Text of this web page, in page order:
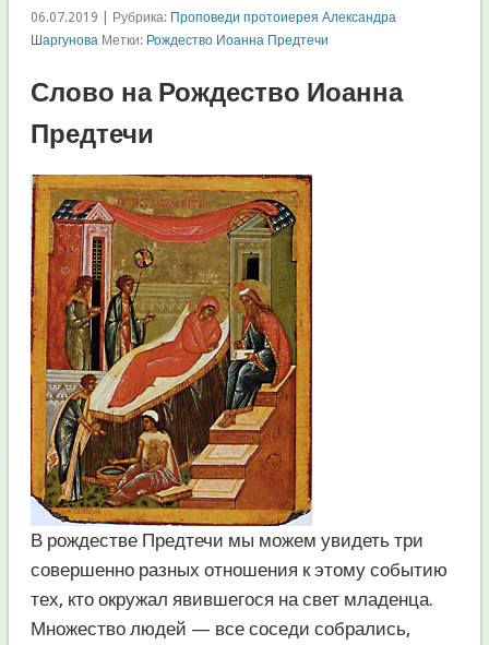
06.07.2019 | Рубрика: Проповеди протоиерея Александра
Шаргунова Метки: Рождество Иоанна Предтечи
Слово на Рождество Иоанна
Предтечи
В рождестве Предтечи мы можем увидеть три
совершенно разных отношения к этому событию
тех, кто окружал явившегося на свет младенца.
Множество людей — все соседи собрались,